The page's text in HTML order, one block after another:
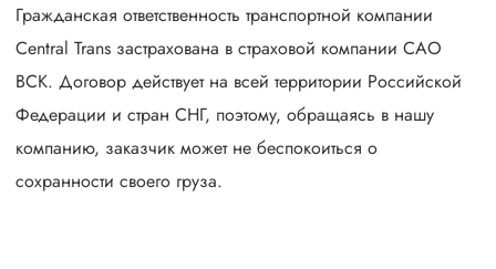
Гражданская ответственность транспортной компании
Central Trans застрахована в страховой компании САО
ВСК. Договор действует на всей территории Российской
Федерации и стран СНГ, поэтому, обращаясь в нашу
компанию, заказчик может не беспокоиться о
сохранности своего груза.